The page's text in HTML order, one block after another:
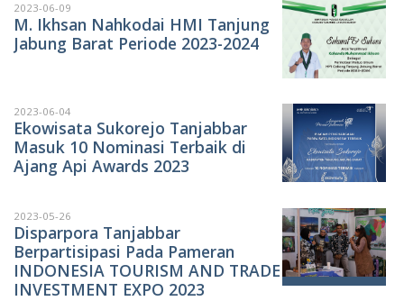
2023-06-09
M. Ikhsan Nahkodai HMI Tanjung
Jabung Barat Periode 2023-2024
2023-06-04
Ekowisata Sukorejo Tanjabbar
Masuk 10 Nominasi Terbaik di
Ajang Api Awards 2023
2023-05-26
Disparpora Tanjabbar
Berpartisipasi Pada Pameran
INDONESIA TOURISM AND TRADE
INVESTMENT EXPO 2023